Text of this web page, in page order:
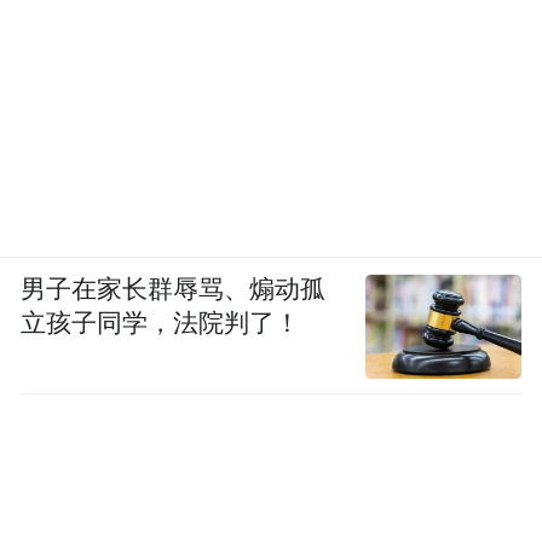
男子在家长群辱骂、煽动孤
立孩子同学，法院判了！